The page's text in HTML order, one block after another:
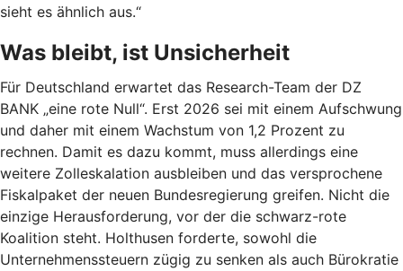
sieht es ähnlich aus.“
Was bleibt, ist Unsicherheit
Für Deutschland erwartet das Research-Team der DZ
BANK „eine rote Null“. Erst 2026 sei mit einem Aufschwung
und daher mit einem Wachstum von 1,2 Prozent zu
rechnen. Damit es dazu kommt, muss allerdings eine
weitere Zolleskalation ausbleiben und das versprochene
Fiskalpaket der neuen Bundesregierung greifen. Nicht die
einzige Herausforderung, vor der die schwarz-rote
Koalition steht. Holthusen forderte, sowohl die
Unternehmenssteuern zügig zu senken als auch Bürokratie